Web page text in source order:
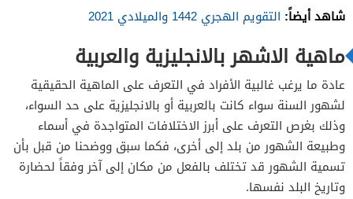
شاهد أيضاً: التقويم الهجري 1442 والميلادي 2021
ماهية الاشهر بالانجليزية والعربية
عادة ما يرغب غالبية الأفراد في التعرف على الماهية الحقيقية
لشهور السنة سواء كانت بالعربية أو بالانجليزية على حد السواء،
وذلك بغرص التعرف على أبرز الاختلافات المتواجدة في أسماء
وطبيعة الشهور من بلد إلى أخرى، فكما سبق ووضحنا من قبل بأن
تسمية الشهور قد تختلف بالفعل من مكان إلى آخر وفقاً لحضارة
وتاريخ البلد نفسها.